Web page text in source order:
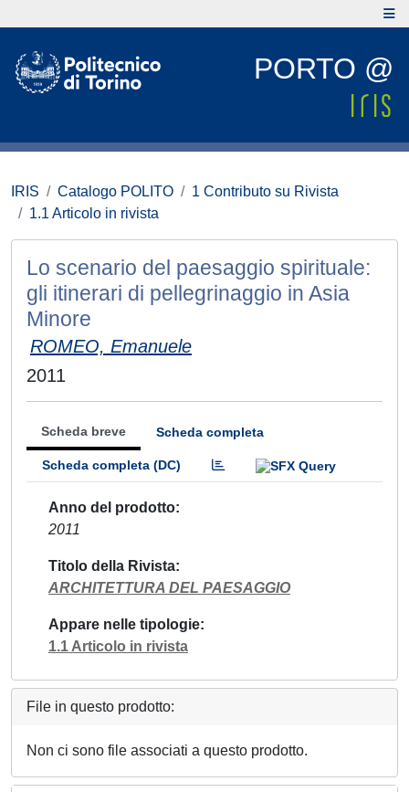
PORTO @
IRIS Catalogo POLITO
1 Contributo su Rivista
1.1 Articolo in rivista
Lo scenario del paesaggio spirituale:
gli itinerari di pellegrinaggio in Asia
Minore
ROMEO, Emanuele
2011
Scheda breve Scheda completa
Scheda completa (DC)
Anno del prodotto
2011
Titolo della Rivista
ARCHITETTURA DEL PAESAGGIO
Appare nelle tipologie
1.1 Articolo in rivista
File in questo prodotto:
Non ci sono file associati a questo prodotto.